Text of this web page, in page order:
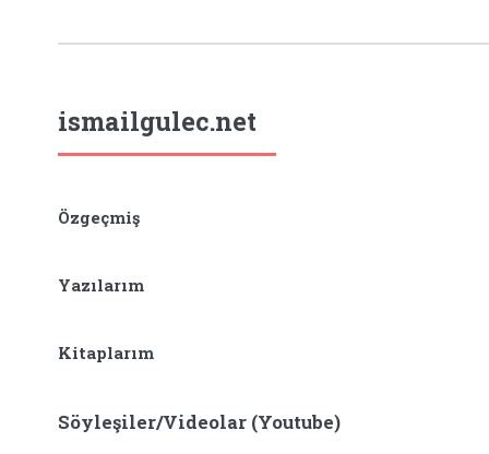
ismailgulec.net
Özgeçmiş
Yazılarım
Kitaplarım
Söyleşiler/Videolar (Youtube)